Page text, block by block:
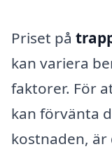
Priset på
kan variera
faktorer. För
kan förvänta
kostnaden,